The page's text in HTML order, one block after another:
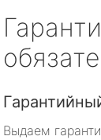
Выдаем